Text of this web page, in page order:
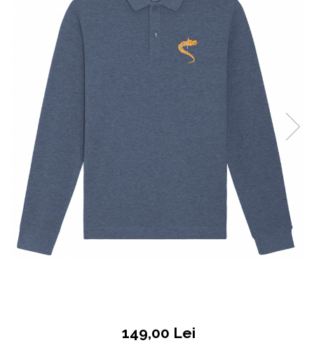
Haine dacice
Simboluri tradiționale reinterpretate
Tricouri cu mesaje de bine
Tricouri de poveste
Carduri Cadou
Colecții speciale
Tricouri Andra
Colecția Cucuteni Neamț
149,00 Lei